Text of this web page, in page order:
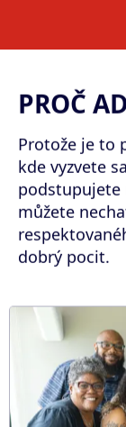
PROČ
Protože je to
kde vyzvete
podstupujete
můžete
dobrý pocit.